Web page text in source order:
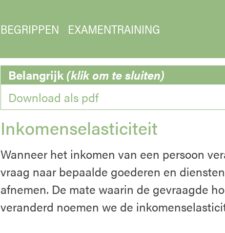
BEGRIPPEN EXAMENTRAINING
Belangrijk(klik om te sluiten)
Download als pdf
Inkomenselasticiteit
Wanneer het inkomen van een persoon
vraag naar bepaalde goederen en
afnemen. De mate waarin de gevraagde
veranderd noemen we de